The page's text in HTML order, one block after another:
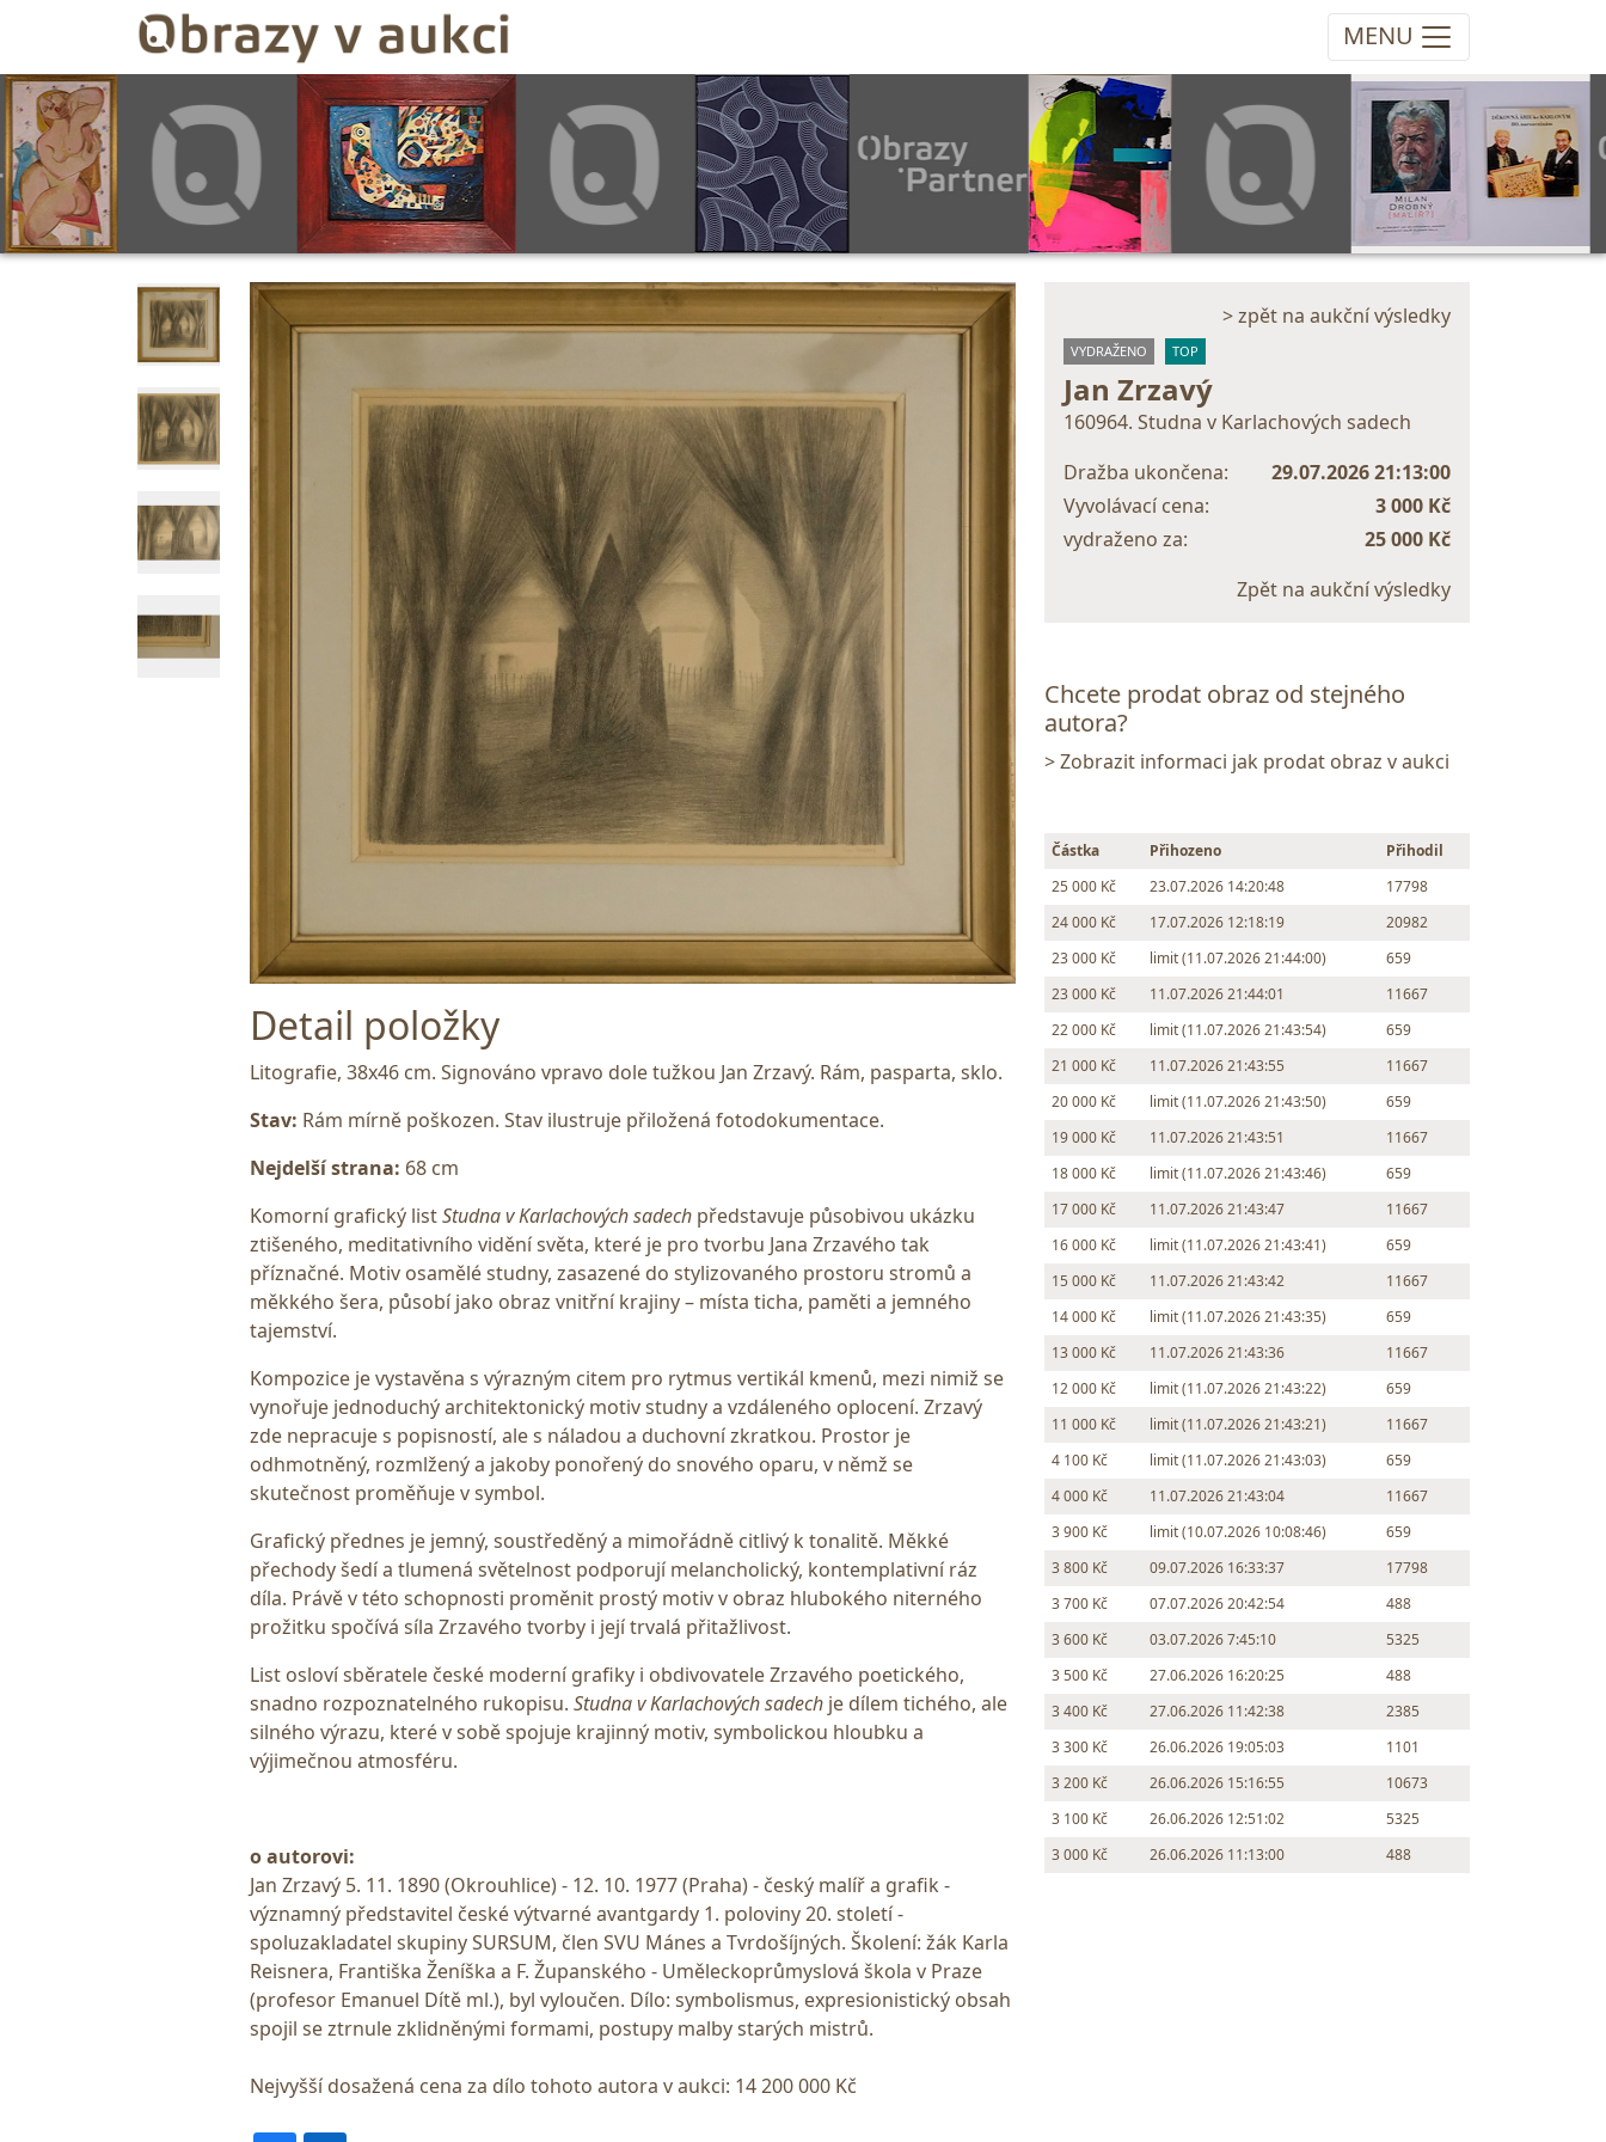
MENU
Detail položky
Litografie, 38x46 cm. Signováno vpravo dole tužkou Jan Zrzavý. Rám, pasparta, sklo.
Stav: Rám mírně poškozen. Stav ilustruje přiložená fotodokumentace.
Nejdelší strana: 68 cm
Komorní grafický listStudna v Karlachových sadech představuje působivou ukázku
ztišeného, meditativního vidění světa, které je pro tvorbu Jana Zrzavého tak
příznačné. Motiv osamělé studny, zasazené do stylizovaného prostoru stromů a
měkkého šera, působí jako obraz vnitřní krajiny – místa ticha, paměti a jemného
tajemství.
Kompozice je vystavěna s výrazným citem pro rytmus vertikál kmenů, mezi nimiž se
vynořuje jednoduchý architektonický motiv studny a vzdáleného oplocení. Zrzavý
zde nepracuje s popisností, ale s náladou a duchovní zkratkou. Prostor je
odhmotněný, rozmlžený a jakoby ponořený do snového oparu, v němž se
skutečnost proměňuje v symbol.
Grafický přednes je jemný, soustředěný a mimořádně citlivý k tonalitě. Měkké
přechody šedí a tlumená světelnost podporují melancholický, kontemplativní ráz
díla. Právě v této schopnosti proměnit prostý motiv v obraz hlubokého niterného
prožitku spočívá síla Zrzavého tvorby i její trvalá přitažlivost.
List osloví sběratele české moderní grafiky i obdivovatele Zrzavého poetického,
snadno rozpoznatelného rukopisu. Studna v Karlachových sadech je dílem tichého, ale
silného výrazu, které v sobě spojuje krajinný motiv, symbolickou hloubku a
výjimečnou atmosféru.
o autorovi:
Jan Zrzavý 5. 11. 1890 (Okrouhlice) - 12. 10. 1977 (Praha) - český malíř a grafik -
významný představitel české výtvarné avantgardy 1. poloviny 20. století -
spoluzakladatel skupiny SURSUM, člen SVU Mánes a Tvrdošíjných. Školení: žák Karla
Reisnera, Františka Ženíška a F. Županského - Uměleckoprůmyslová škola v Praze
(profesor Emanuel Dítě ml.), byl vyloučen. Dílo: symbolismus, expresionistický obsah
spojil se ztrnule zklidněnými formami, postupy malby starých mistrů.
Nejvyšší dosažená cena za dílo tohoto autora v aukci: 14 200 000 Kč
> zpět na aukční výsledky
VYDRAŽENO TOP
Jan Zrzavý
160964. Studna v Karlachových sadech
Dražba ukončena:
29.07.2026 21:13:00
Vyvolávací cena:
3 000 Kč
vydraženo za:
25 000 Kč
Zpět na aukční výsledky
Chcete prodat obraz od stejného
autora?
> Zobrazit informaci jak prodat obraz v aukci
Částka Přihozeno
Přihodil
25 000 Kč
23.07.2026 14:20:48
17798
24 000 Kč
17.07.2026 12:18:19
20982
23 000 Kč
limit (11.07.2026 21:44:00)
659
23 000 Kč
11.07.2026 21:44:01
11667
22 000 Kč
limit (11.07.2026 21:43:54)
659
21 000 Kč
11.07.2026 21:43:55
11667
20 000 Kč
limit (11.07.2026 21:43:50)
659
19 000 Kč
11.07.2026 21:43:51
11667
18 000 Kč
limit (11.07.2026 21:43:46)
659
17 000 Kč
11.07.2026 21:43:47
11667
16 000 Kč
limit (11.07.2026 21:43:41)
659
15 000 Kč
11.07.2026 21:43:42
11667
14 000 Kč
limit (11.07.2026 21:43:35)
659
13 000 Kč
11.07.2026 21:43:36
11667
12 000 Kč
limit (11.07.2026 21:43:22)
659
11 000 Kč
limit (11.07.2026 21:43:21)
11667
4 100 Kč
limit (11.07.2026 21:43:03)
659
4 000 Kč
11.07.2026 21:43:04
11667
3 900 Kč
limit (10.07.2026 10:08:46)
659
3 800 Kč
09.07.2026 16:33:37
17798
3 700 Kč
07.07.2026 20:42:54
488
3 600 Kč
03.07.2026 7:45:10
5325
3 500 Kč
27.06.2026 16:20:25
488
3 400 Kč
27.06.2026 11:42:38
2385
3 300 Kč
26.06.2026 19:05:03
1101
3 200 Kč
26.06.2026 15:16:55
10673
3 100 Kč
26.06.2026 12:51:02
5325
3 000 Kč
26.06.2026 11:13:00 488